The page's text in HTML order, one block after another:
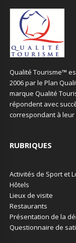
Qualité Tourisme™
2006 par le Plan
marque Qualité
répondent avec
correspondant à leur
RUBRIQUES
Activités de Sport et
Hôtels
Lieux de visite
Restaurants
Présentation de la
Questionnaire de